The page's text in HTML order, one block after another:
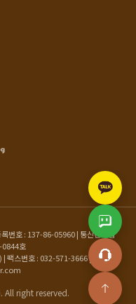
번호 : 137-86-05960 | 통신판매업
0844호
팩스번호 : 032-571-3666 | 이메일 :
right reserved.